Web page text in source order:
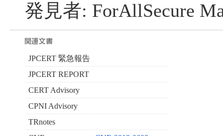
発見者: ForAllSecure
JPCERT 緊急報告
JPCERT REPORT
CERT Advisory
CPNI Advisory
TRnotes